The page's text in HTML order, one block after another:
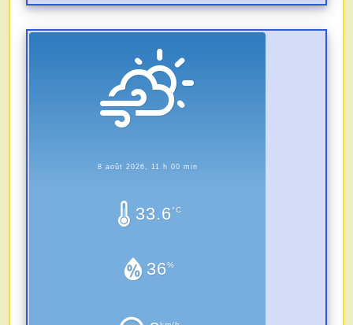
8 août 2026, 11 h 00 min
33.6°C
36%